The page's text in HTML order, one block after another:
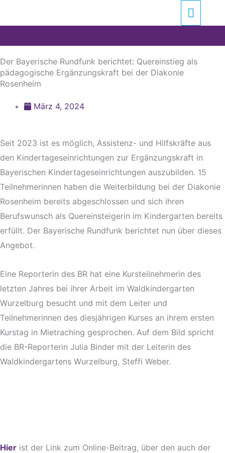
Der Bayerische Rundfunk berichtet: Quereinstieg als
pädagogische Ergänzungskraft bei der Diakonie
Rosenheim
März 4, 2024
Seit 2023 ist es möglich, Assistenz- und Hilfskräfte aus
den Kindertageseinrichtungen zur Ergänzungskraft in
Bayerischen Kindertageseinrichtungen auszubilden. 15
Teilnehmerinnen haben die Weiterbildung bei der Diakonie
Rosenheim bereits abgeschlossen und sich ihren
Berufswunsch als Quereinsteigerin im Kindergarten bereits
erfüllt. Der Bayerische Rundfunk berichtet nun über dieses
Angebot.
Eine Reporterin des BR hat eine Kursteilnehmerin des
letzten Jahres bei ihrer Arbeit im Waldkindergarten
Wurzelburg besucht und mit dem Leiter und
Teilnehmerinnen des diesjährigen Kurses an ihrem ersten
Kurstag in Mietraching gesprochen. Auf dem Bild spricht
die BR-Reporterin Julia Binder mit der Leiterin des
Waldkindergartens Wurzelburg, Steffi Weber.
Hier ist der Link zum Online-Beitrag, über den auch der